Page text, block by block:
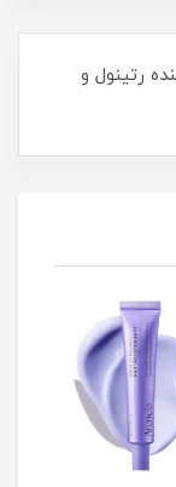
رتینول و